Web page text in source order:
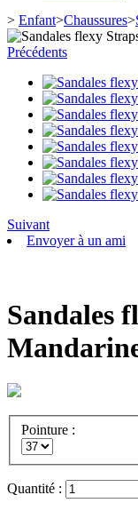
> Enfant>Chaussures>
Précédents
Suivant
Envoyer à un ami
Sandales
Pointure :
Quantité :